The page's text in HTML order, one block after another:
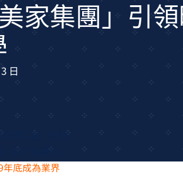
家集團」引
日
造工廠，在地
與「永續性」
年底成為業界